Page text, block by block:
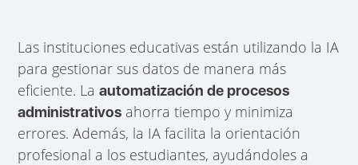
Las instituciones educativas están utilizando la IA
para gestionar sus datos de manera más
eficiente. Laautomatización de procesos
administrativos ahorra tiempo y minimiza
errores. Además, la IA facilita la orientación
profesional a los estudiantes, ayudándoles a